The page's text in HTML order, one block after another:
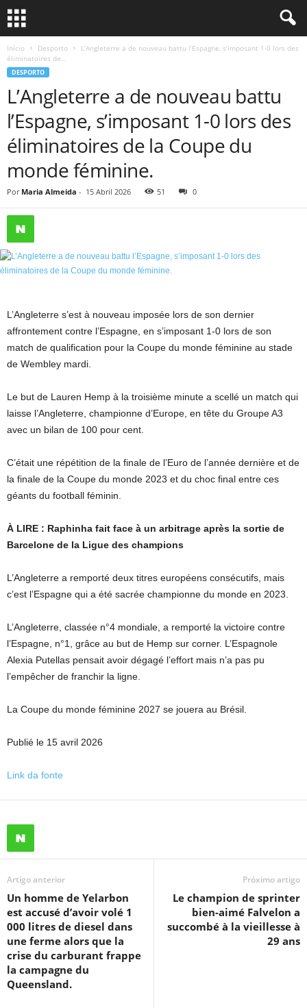
Início Desporto
L’Angleterre a de nouveau battu l’Espagne, s’imposant 1-0 lors des
éliminatoires de...
DESPORTO
L’Angleterre a de nouveau battu
l’Espagne, s’imposant 1-0 lors des
éliminatoires de la Coupe du
monde féminine.
Por Maria Almeida - 15 Abril 2026 51 0
L’Angleterre s’est à nouveau imposée lors de son dernier
affrontement contre l’Espagne, en s’imposant 1-0 lors de son
match de qualification pour la Coupe du monde féminine au stade
de Wembley mardi.
Le but de Lauren Hemp à la troisième minute a scellé un match qui
laisse l’Angleterre, championne d’Europe, en tête du Groupe A3
avec un bilan de 100 pour cent.
C’était une répétition de la finale de l’Euro de l’année dernière et de
la finale de la Coupe du monde 2023 et du choc final entre ces
géants du football féminin.
À LIRE : Raphinha fait face à un arbitrage après la sortie de
Barcelone de la Ligue des champions
L’Angleterre a remporté deux titres européens consécutifs, mais
c’est l’Espagne qui a été sacrée championne du monde en 2023.
L’Angleterre, classée n°4 mondiale, a remporté la victoire contre
l’Espagne, n°1, grâce au but de Hemp sur corner. L’Espagnole
Alexia Putellas pensait avoir dégagé l’effort mais n’a pas pu
l’empêcher de franchir la ligne.
La Coupe du monde féminine 2027 se jouera au Brésil.
Publié le 15 avril 2026
Link da fonte
Artigo anterior
Un homme de Yelarbon
est accusé d’avoir volé 1
000 litres de diesel dans
une ferme alors que la
crise du carburant frappe
la campagne du
Queensland.
Próximo artigo
Le champion de sprinter
bien-aimé Falvelon a
succombé à la vieillesse à
29 ans